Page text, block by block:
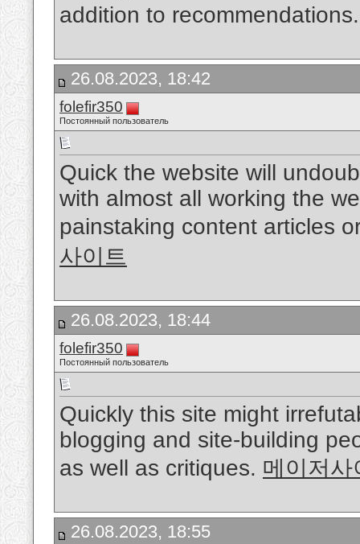
addition to
26.08.2023, 18:42
folefir350
Постоянный пользователь
Quick the website will
with almost all working the
painstaking content articles
사이트
26.08.2023, 18:44
folefir350
Постоянный пользователь
Quickly this site might
blogging and site-building
as well as critiques. 메이저사
26.08.2023, 18:55